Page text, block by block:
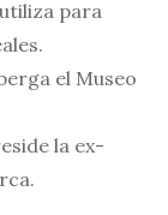
para
el Museo
la ex-